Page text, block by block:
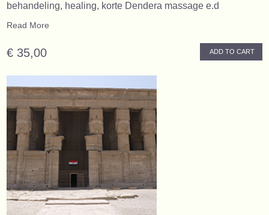
behandeling, healing, korte Dendera massage e.d
Read More
€ 35,00 ADD TO CART